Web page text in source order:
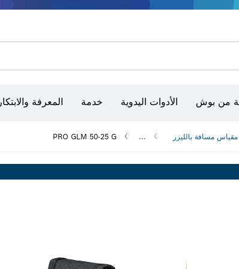
من بوش الأدوات اليدوية خدمة المعرفة والابتكار
مقياس مسافة بالليزر ...
PRO GLM 50-25 G